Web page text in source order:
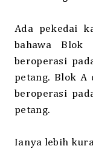
Ada pekedai
bahawa Blok
beroperasi
petang. Blok A
beroperasi
petang.
Ianya lebih